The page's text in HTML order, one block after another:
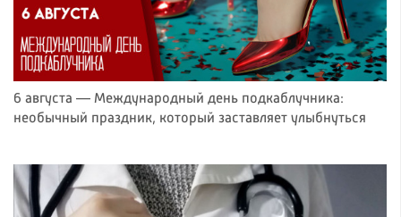
6 августа — Международный день подкаблучника:
необычный праздник, который заставляет улыбнуться